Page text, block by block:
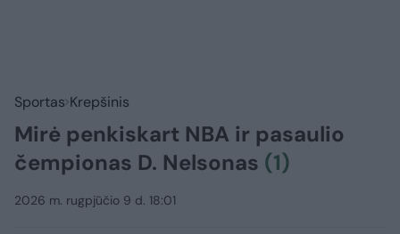
Sportas Krepšinis
Mirė penkiskart NBA ir pasaulio
čempionas D. Nelsonas (1)
2026 m. rugpjūčio 9 d. 18:01